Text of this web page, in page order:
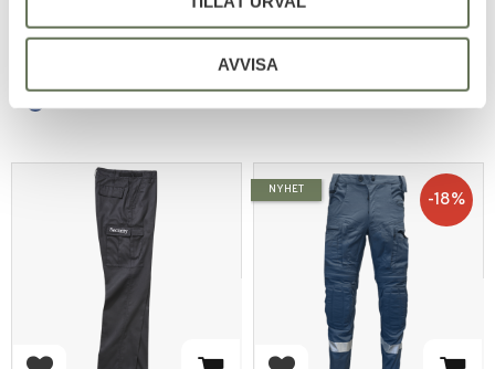
AVVISA
1 799KR 775KR
18%
NYHET